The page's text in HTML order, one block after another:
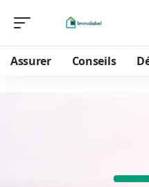
Assurer Conseils